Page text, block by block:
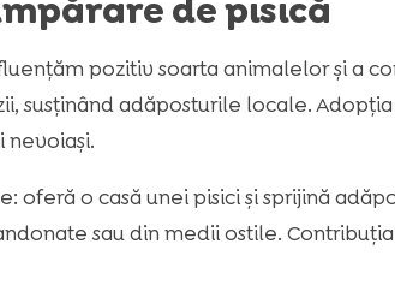
de pisică
pozitiv soarta animalelor și a
susținând adăposturile locale.
nevoiași.
o casă unei pisici și sprijină
sau din medii ostile.